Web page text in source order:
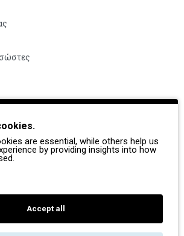
are essential, while others help us
by providing insights into how
Accept all